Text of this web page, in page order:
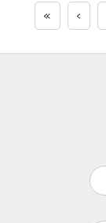
« ‹